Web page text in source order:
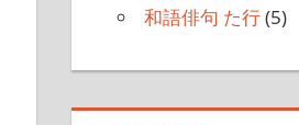
和語俳句 た行(5)